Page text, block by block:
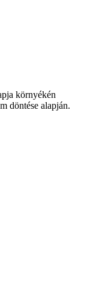
környékén
döntése alapján.